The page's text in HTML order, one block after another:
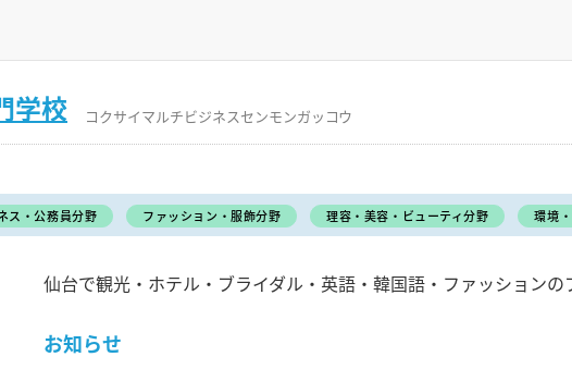
学校 コクサイマルチビジネスセンモンガッコウ
ス・公務員分野 ファッション・服飾分野 理容・美容・ビューティ分野 環境
仙台で観光・ホテル・ブライダル・英語・韓国語・ファッションの
お知らせ